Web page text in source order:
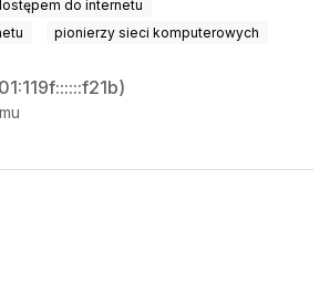
do internetu
pionierzy sieci komputerowych